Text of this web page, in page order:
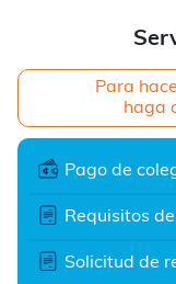
Para
haga
Pago de
Requisitos
Solicitud de